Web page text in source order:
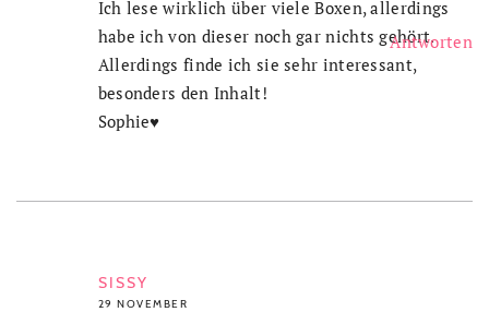
Ich lese wirklich über viele Boxen, allerdings
habe ich von dieser noch gar nichts gehört.
Allerdings finde ich sie sehr interessant,
besonders den Inhalt!
Sophie♥
SISSY
29 NOVEMBER
Antworten